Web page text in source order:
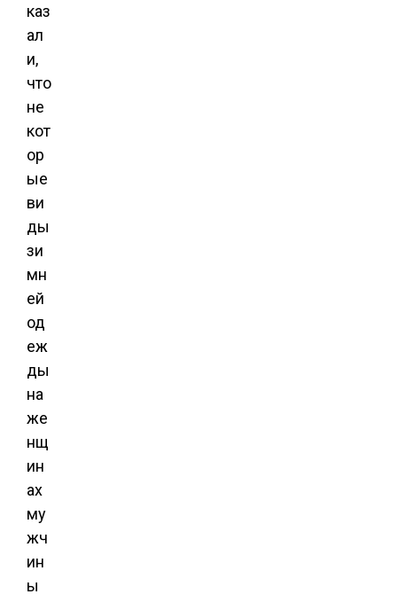
каз
ал
и,
что
не
кот
ор
ые
ви
ды
зи
мн
ей
од
еж
ды
на
же
нщ
ин
ах
му
жч
ин
ы